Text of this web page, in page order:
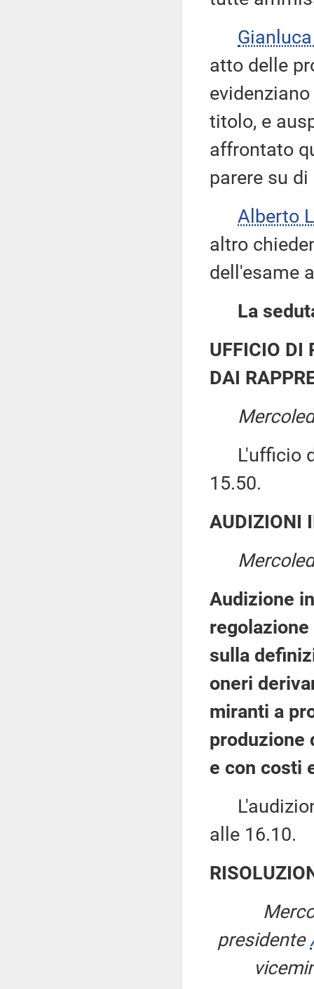
atto delle
titolo, e
affrontato
parere su
Alberto
altro
dell'esame
La
UFFICIO DI
DAI
L'ufficio di
15.50.
AUDIZIONI
Audizione
sulla
oneri
miranti a
produzione
e con costi
alle 16.10.
presidente